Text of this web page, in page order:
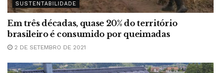
SUSTENTABILIDADE
Em três décadas, quase 20% do território
brasileiro é consumido por queimadas
2 DE SETEMBRO DE 2021